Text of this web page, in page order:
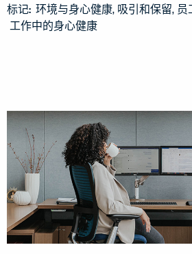
标记: 环境与身心健康 吸引和保留 员
工作中的身心健康